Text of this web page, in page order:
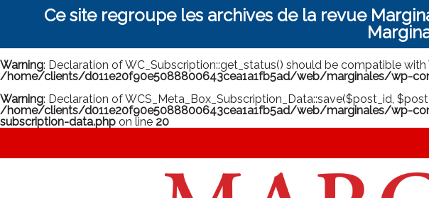
Ce site regroupe les archives de la revue
Warning: Declaration of WC_Subscription::get_status() should be compatible
/home/clients/d011e20f90e5088800643cea1a1fb5ad/web/marginales/wp-
Warning: Declaration of WCS_Meta_Box_Subscription_Data::save($post_id,
/home/clients/d011e20f90e5088800643cea1a1fb5ad/web/marginales/wp-
subscription-data.php on line 20